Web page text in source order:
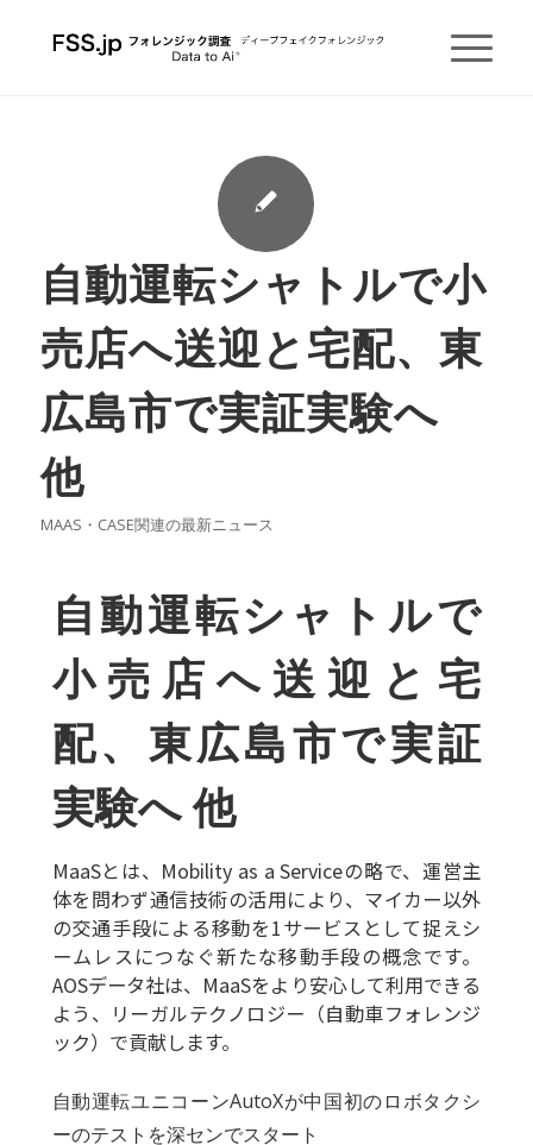
自動運転シャトルで小
売店へ送迎と宅配、東
広島市で実証実験へ
他
MAAS・CASE関連の最新ニュース
自動運転シャトルで
小売店へ送迎と宅
配、東広島市で実証
実験へ 他
MaaSとは、Mobility as a Serviceの略で、運営主
体を問わず通信技術の活用により、マイカー以外
の交通手段による移動を1サービスとして捉えシ
ームレスにつなぐ新たな移動手段の概念です。
AOSデータ社は、MaaSをより安心して利用できる
よう、リーガルテクノロジー（自動車フォレンジ
ック）で貢献します。
自動運転ユニコーンAutoXが中国初のロボタクシ
ーのテストを深センでスタート